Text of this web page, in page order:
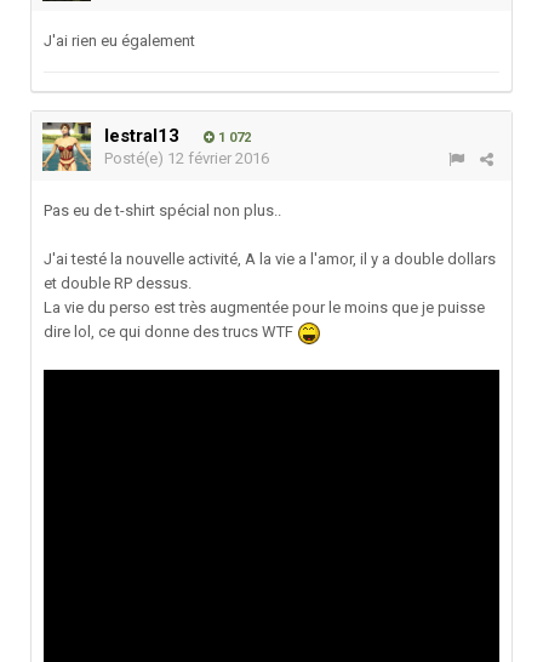
J'ai rien eu également
lestral13 1 072
Posté(e) 12 février 2016
Pas eu de t-shirt spécial non plus..
J'ai testé la nouvelle activité, A la vie a l'amor, il y a double dollars
et double RP dessus.
La vie du perso est très augmentée pour le moins que je puisse
dire lol, ce qui donne des trucs WTF